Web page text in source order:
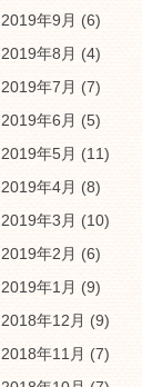
2019年9月 (6)
2019年8月 (4)
2019年7月 (7)
2019年6月 (5)
2019年5月 (11)
2019年4月 (8)
2019年3月 (10)
2019年2月 (6)
2019年1月 (9)
2018年12月 (9)
2018年11月 (7)